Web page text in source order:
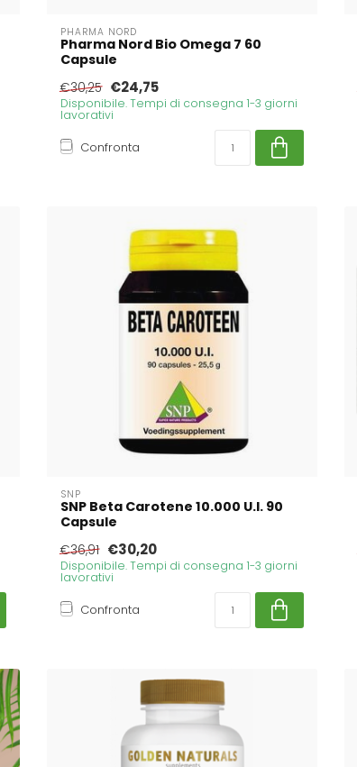
PHARMA NORD
Pharma Nord Bio Omega 7 60
Capsule
€30,25 €24,75
Disponibile. Tempi di consegna 1-3 giorni
lavorativi
Confronta
SNP
SNP Beta Carotene 10.000 U.I. 90
Capsule
€36,91 €30,20
Disponibile. Tempi di consegna 1-3 giorni
lavorativi
Confronta